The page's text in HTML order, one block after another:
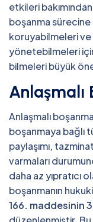
etkileri
boşanma sürecine
koruyabilmeleri
yönetebilmeleri
bilmeleri büyük
Anlaşmalı
Anlaşmalı
boşanmaya bağlı
paylaşımı,
varmaları
daha az yıpratıcı
boşanmanın
166. maddesinin